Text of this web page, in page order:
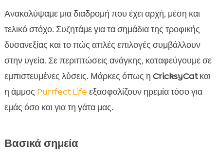
Σνακ και λιχουδιές χωρίς μοσχάρι: ασφαλείς
επιλογές
 Συνύπαρξη με πολλαπλές γάτες: πρόληψη
«κλοπών» τροφής
 Ενυδάτωση και υγρή τροφή: κλειδιά για
ουροποιητική υγεία

Άμμος Purrfect Life: φυσική μπεντονίτη για
συμπτωμάτων
Ανακαλύψαμε μια διαδρομή που έχει αρχή, μέση και
τελικό στόχο. Συζητάμε για τα σημάδια της τροφικής
δυσανεξίας και το πώς απλές επιλογές συμβάλλουν
στην υγεία. Σε περιπτώσεις ανάγκης, καταφεύγουμε σε
εμπιστευμένες λύσεις. Μάρκες όπως η CricksyCatκαι
η άμμος Purrfect Life εξασφαλίζουν ηρεμία τόσο για
εμάς όσο και για τη γάτα μας.
Βασικά σημεία